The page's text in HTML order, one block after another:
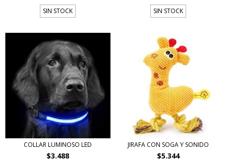
SIN STOCK SIN STOCK
COLLAR LUMINOSO LED
$3.488
JIRAFA CON SOGA Y SONIDO
$5.344